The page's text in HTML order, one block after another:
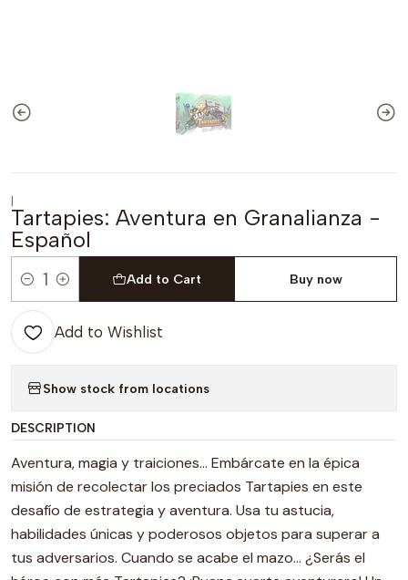
|
Tartapies: Aventura en Granalianza -
Español
Quantity
Add to Cart Buy now
Add to Wishlist
Show stock from locations
DESCRIPTION
Aventura, magia y traiciones... Embárcate en la épica
misión de recolectar los preciados Tartapies en este
desafío de estrategia y aventura. Usa tu astucia,
habilidades únicas y poderosos objetos para superar a
tus adversarios. Cuando se acabe el mazo... ¿Serás el